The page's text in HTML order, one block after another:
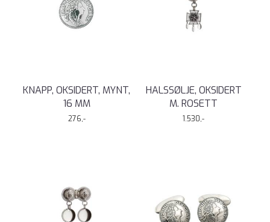
KNAPP, OKSIDERT, MYNT,
16 MM
276,-
HALSSØLJE, OKSIDERT
M. ROSETT
1.530,-